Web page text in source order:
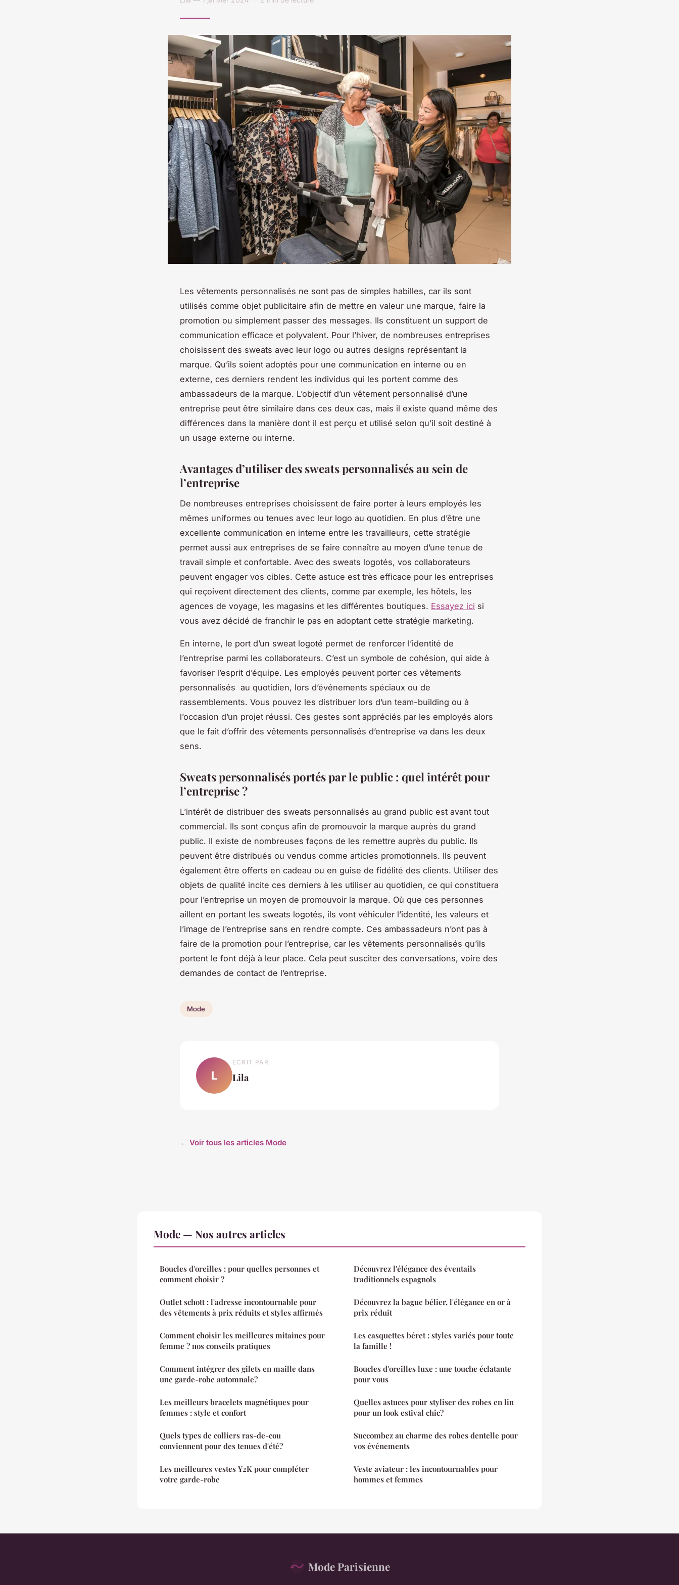
Les vêtements personnalisés ne sont pas de simples habilles, car ils sont
utilisés comme objet publicitaire afin de mettre en valeur une marque, faire la
promotion ou simplement passer des messages. Ils constituent un support de
communication efficace et polyvalent. Pour l’hiver, de nombreuses entreprises
choisissent des sweats avec leur logo ou autres designs représentant la
marque. Qu’ils soient adoptés pour une communication en interne ou en
externe, ces derniers rendent les individus qui les portent comme des
ambassadeurs de la marque. L’objectif d’un vêtement personnalisé d’une
entreprise peut être similaire dans ces deux cas, mais il existe quand même des
différences dans la manière dont il est perçu et utilisé selon qu’il soit destiné à
un usage externe ou interne.
Avantages d’utiliser des sweats personnalisés au sein de
l’entreprise
De nombreuses entreprises choisissent de faire porter à leurs employés les
mêmes uniformes ou tenues avec leur logo au quotidien. En plus d’être une
excellente communication en interne entre les travailleurs, cette stratégie
permet aussi aux entreprises de se faire connaître au moyen d’une tenue de
travail simple et confortable. Avec des sweats logotés, vos collaborateurs
peuvent engager vos cibles. Cette astuce est très efficace pour les entreprises
qui reçoivent directement des clients, comme par exemple, les hôtels, les
agences de voyage, les magasins et les différentes boutiques. Essayez ici si
vous avez décidé de franchir le pas en adoptant cette stratégie marketing.
En interne, le port d’un sweat logoté permet de renforcer l’identité de
l’entreprise parmi les collaborateurs. C’est un symbole de cohésion, qui aide à
favoriser l’esprit d’équipe. Les employés peuvent porter ces vêtements
personnalisés au quotidien, lors d’événements spéciaux ou de
rassemblements. Vous pouvez les distribuer lors d’un team-building ou à
l’occasion d’un projet réussi. Ces gestes sont appréciés par les employés alors
que le fait d’offrir des vêtements personnalisés d’entreprise va dans les deux
sens.
Sweats personnalisés portés par le public : quel intérêt pour
l’entreprise ?
L’intérêt de distribuer des sweats personnalisés au grand public est avant tout
commercial. Ils sont conçus afin de promouvoir la marque auprès du grand
public. Il existe de nombreuses façons de les remettre auprès du public. Ils
peuvent être distribués ou vendus comme articles promotionnels. Ils peuvent
également être offerts en cadeau ou en guise de fidélité des clients. Utiliser des
objets de qualité incite ces derniers à les utiliser au quotidien, ce qui constituera
pour l’entreprise un moyen de promouvoir la marque. Où que ces personnes
aillent en portant les sweats logotés, ils vont véhiculer l’identité, les valeurs et
l’image de l’entreprise sans en rendre compte. Ces ambassadeurs n’ont pas à
faire de la promotion pour l’entreprise, car les vêtements personnalisés qu’ils
portent le font déjà à leur place. Cela peut susciter des conversations, voire des
demandes de contact de l’entreprise.
Mode
L
ECRIT PAR
Lila
← Voir tous les articles Mode
Mode — Nos autres articles
Boucles d'oreilles : pour quelles personnes et
comment choisir ?
Outlet schott : l'adresse incontournable pour
des vêtements à prix réduits et styles affirmés
Comment choisir les meilleures mitaines pour
femme ? nos conseils pratiques
Comment intégrer des gilets en maille dans
une garde-robe automnale?
Les meilleurs bracelets magnétiques pour
femmes : style et confort
Quels types de colliers ras-de-cou
conviennent pour des tenues d'été?
Les meilleures vestes Y2K pour compléter
votre garde-robe
Découvrez l'élégance des éventails
traditionnels espagnols
Découvrez la bague bélier, l'élégance en or à
prix réduit
Les casquettes béret : styles variés pour toute
la famille !
Boucles d'oreilles luxe : une touche éclatante
pour vous
Quelles astuces pour styliser des robes en lin
pour un look estival chic?
Succombez au charme des robes dentelle pour
vos événements
Veste aviateur : les incontournables pour
hommes et femmes
Mode Parisienne